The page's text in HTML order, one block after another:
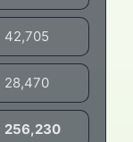
42,705
28,470
256,230